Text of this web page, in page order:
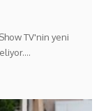
TV'nin yeni